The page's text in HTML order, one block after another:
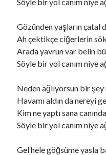
Son Yorumlar
BAĞIŞLA ADINIiçindario72
BAĞIŞLA ADINIiçin
BAĞIŞLA ADINIiçinfoodie22
BAĞIŞLA ADINI içinZoe72
Ara
Gözünden yaşların çatal
Ah çektikçe ciğerlerin
Arada yavrun var belin
Söyle bir yol canım niye
Neden ağlıyorsun bir
Havamı aldın da nereyi
Kim ne yaptı sana
Söyle bir yol canım niye
Gel hele göğsüme yasla